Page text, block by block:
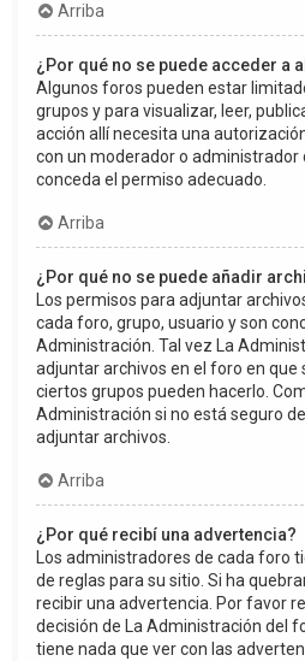
Arriba
¿Por qué no se puede acceder a
Algunos foros pueden estar
grupos y para visualizar, leer,
acción allí necesita una
con un moderador o administrador
conceda el permiso adecuado.
Arriba
¿Por qué no se puede añadir
Los permisos para adjuntar
cada foro, grupo, usuario y son
Administración. Tal vez La
adjuntar archivos en el foro en que
ciertos grupos pueden hacerlo.
Administración si no está seguro
adjuntar archivos.
Arriba
¿Por qué recibí una advertencia?
Los administradores de cada foro
de reglas para su sitio. Si ha
recibir una advertencia. Por favor
decisión de La Administración del
tiene nada que ver con las